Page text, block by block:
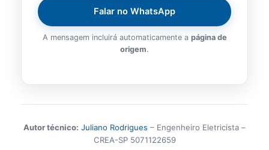
Falar no WhatsApp
A mensagem incluirá automaticamente a página de
origem.
Autor técnico: Juliano Rodrigues – Engenheiro Eletricista –
CREA-SP 5071122659